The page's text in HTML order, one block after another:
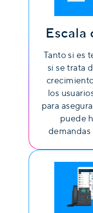
Tanto si es
si se trata
los
para
puede